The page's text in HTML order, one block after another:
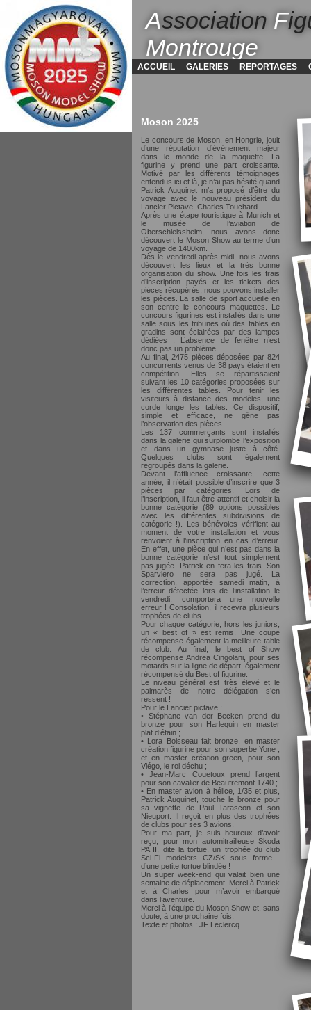
Association F
Montrouge
ACCUEIL GALERIES REPORTAGES
Moson 2025
Le concours de Moson, en Hongrie, jouit
d’une réputation d’événement majeur
dans le monde de la maquette. La
figurine y prend une part croissante.
Motivé par les différents témoignages
entendus ici et là, je n’ai pas hésité quand
Patrick Auquinet m’a proposé d’être du
voyage avec le nouveau président du
Lancier Pictave, Charles Touchard.
Après une étape touristique à Munich et
le musée de l’aviation de
Oberschleissheim, nous avons donc
découvert le Moson Show au terme d’un
voyage de 1400km.
Dès le vendredi après-midi, nous avons
découvert les lieux et la très bonne
organisation du show. Une fois les frais
d’inscription payés et les tickets des
pièces récupérés, nous pouvons installer
les pièces. La salle de sport accueille en
son centre le concours maquettes. Le
concours figurines est installés dans une
salle sous les tribunes où des tables en
gradins sont éclairées par des lampes
dédiées : L’absence de fenêtre n’est
donc pas un problème.
Au final, 2475 pièces déposées par 824
concurrents venus de 38 pays étaient en
compétition. Elles se répartissaient
suivant les 10 catégories proposées sur
les différentes tables. Pour tenir les
visiteurs à distance des modèles, une
corde longe les tables. Ce dispositif,
simple et efficace, ne gêne pas
l’observation des pièces.
Les 137 commerçants sont installés
dans la galerie qui surplombe l’exposition
et dans un gymnase juste à côté.
Quelques clubs sont également
regroupés dans la galerie.
Devant l’affluence croissante, cette
année, il n’était possible d’inscrire que 3
pièces par catégories. Lors de
l’inscription, il faut être attentif et choisir la
bonne catégorie (89 options possibles
avec les différentes subdivisions de
catégorie !). Les bénévoles vérifient au
moment de votre installation et vous
renvoient à l’inscription en cas d’erreur.
En effet, une pièce qui n’est pas dans la
bonne catégorie n’est tout simplement
pas jugée. Patrick en fera les frais. Son
Sparviero ne sera pas jugé. La
correction, apportée samedi matin, à
l’erreur détectée lors de l’installation le
vendredi, comportera une nouvelle
erreur ! Consolation, il recevra plusieurs
trophées de clubs.
Pour chaque catégorie, hors les juniors,
un « best of » est remis. Une coupe
récompense également la meilleure table
de club. Au final, le best of Show
récompense Andrea Cingolani, pour ses
motards sur la ligne de départ, également
récompensé du Best of figurine.
Le niveau général est très élevé et le
palmarès de notre délégation s’en
ressent !
Pour le Lancier pictave :
• Stéphane van der Becken prend du
bronze pour son Harlequin en master
plat d’étain ;
• Lora Boisseau fait bronze, en master
création figurine pour son superbe Yone ;
et en master création green, pour son
Viégo, le roi déchu ;
• Jean-Marc Couetoux prend l’argent
pour son cavalier de Beaufremont 1740 ;
• En master avion à hélice, 1/35 et plus,
Patrick Auquinet, touche le bronze pour
sa vignette de Paul Tarascon et son
Nieuport. Il reçoit en plus des trophées
de clubs pour ses 3 avions.
Pour ma part, je suis heureux d’avoir
reçu, pour mon automitrailleuse Skoda
PA II, dite la tortue, un trophée du club
Sci-Fi modelers CZ/SK sous forme…
d’une petite tortue blindée !
Un super week-end qui valait bien une
semaine de déplacement. Merci à Patrick
et à Charles pour m’avoir embarqué
dans l’aventure.
Merci à l’équipe du Moson Show et, sans
doute, à une prochaine fois.
Texte et photos : JF Leclercq